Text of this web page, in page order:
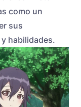
como un
sus
habilidades.